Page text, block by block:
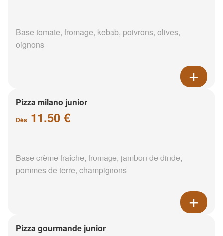
Base tomate, fromage, kebab, poivrons, olives,
oignons
Pizza milano junior
Dès 11.50 €
Base crème fraîche, fromage, jambon de dinde,
pommes de terre, champignons
Pizza gourmande junior